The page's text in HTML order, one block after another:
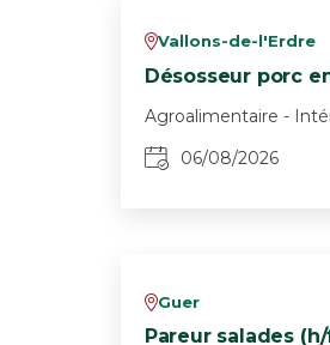
vVallons-de-l'Erdre
Désosseur porc
Agroalimentaire -
06/08/2026
vGuer
Pareur salades